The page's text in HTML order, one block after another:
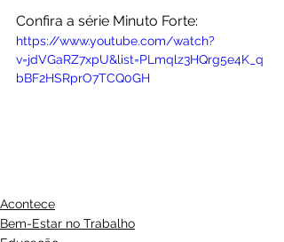
Confira a série Minuto Forte:
https://www.youtube.com/watch?
v=jdVGaRZ7xpU&list=PLmqlz3HQrg5e4K_q
bBF2HSRprO7TCQ0GH
Acontece
Bem-Estar no Trabalho